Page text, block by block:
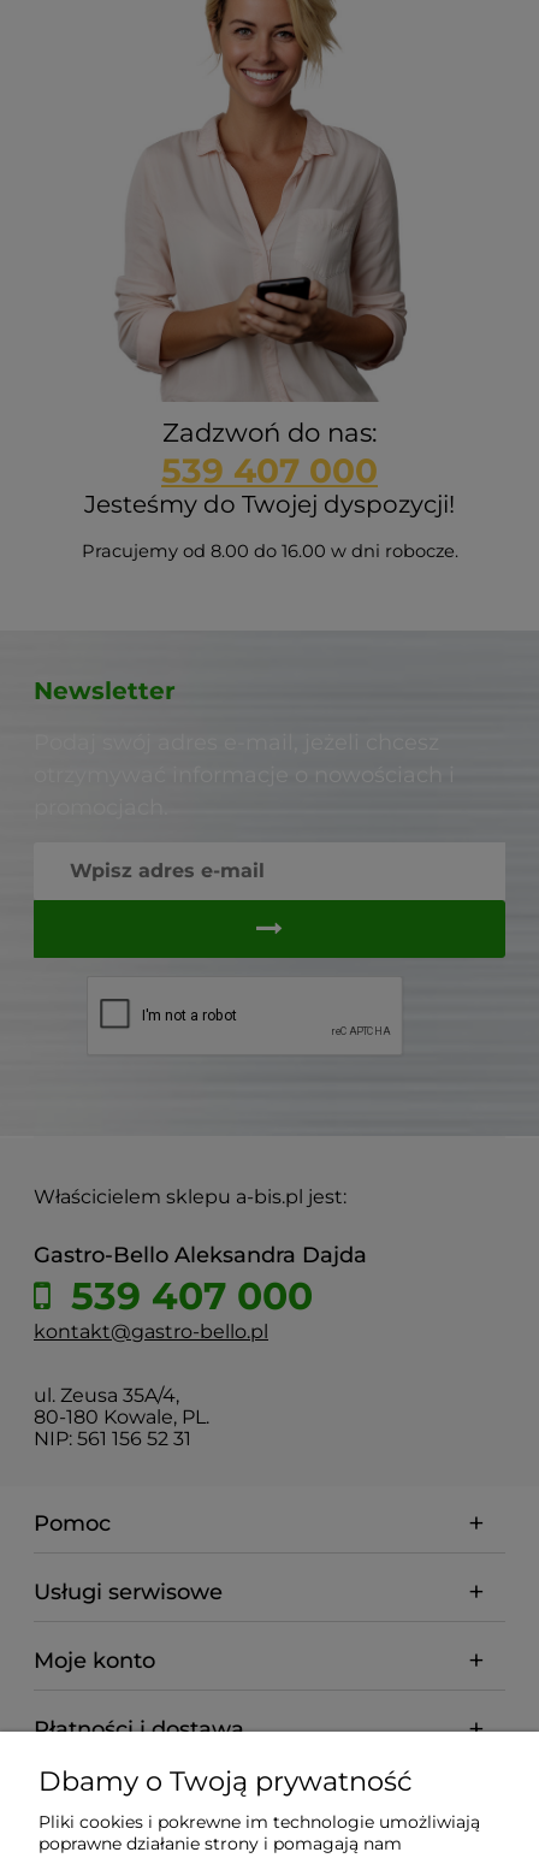
Zadzwoń do nas:
539 407 000
Jesteśmy do Twojej dyspozycji!
Pracujemy od 8.00 do 16.00 w dni robocze.
Newsletter
Właścicielem sklepu a-bis.pl jest:
Gastro-Bello Aleksandra Dajda
539 407 000
kontakt@gastro-bello.pl
ul. Zeusa 35A/4,
80-180 Kowale, PL.
NIP: 561 156 52 31
Pomoc
Usługi serwisowe
Moje konto
Płatności i dostawa
Informacje
Dbamy o Twoją prywatność
Pliki cookies i pokrewne im technologie umożliwiają
poprawne działanie strony i pomagają nam